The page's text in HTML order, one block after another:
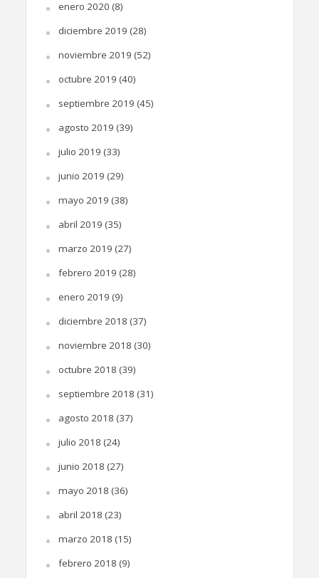
enero 2020 (8)
diciembre 2019 (28)
noviembre 2019 (52)
octubre 2019 (40)
septiembre 2019 (45)
agosto 2019 (39)
julio 2019 (33)
junio 2019 (29)
mayo 2019 (38)
abril 2019 (35)
marzo 2019 (27)
febrero 2019 (28)
enero 2019 (9)
diciembre 2018 (37)
noviembre 2018 (30)
octubre 2018 (39)
septiembre 2018 (31)
agosto 2018 (37)
julio 2018 (24)
junio 2018 (27)
mayo 2018 (36)
abril 2018 (23)
marzo 2018 (15)
febrero 2018 (9)